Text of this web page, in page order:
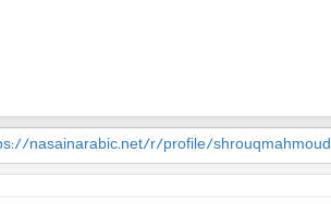
nasainarabic.net/r/profile/shrouqmahmoud